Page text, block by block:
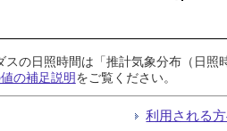
スの日照時間は「推計気象分布（日
の補足説明をご覧ください。
利用される